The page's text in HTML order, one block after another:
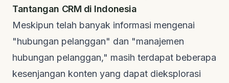
Tantangan CRM di Indonesia
Meskipun telah banyak informasi mengenai
"hubungan pelanggan" dan "manajemen
hubungan pelanggan," masih terdapat beberapa
kesenjangan konten yang dapat dieksplorasi